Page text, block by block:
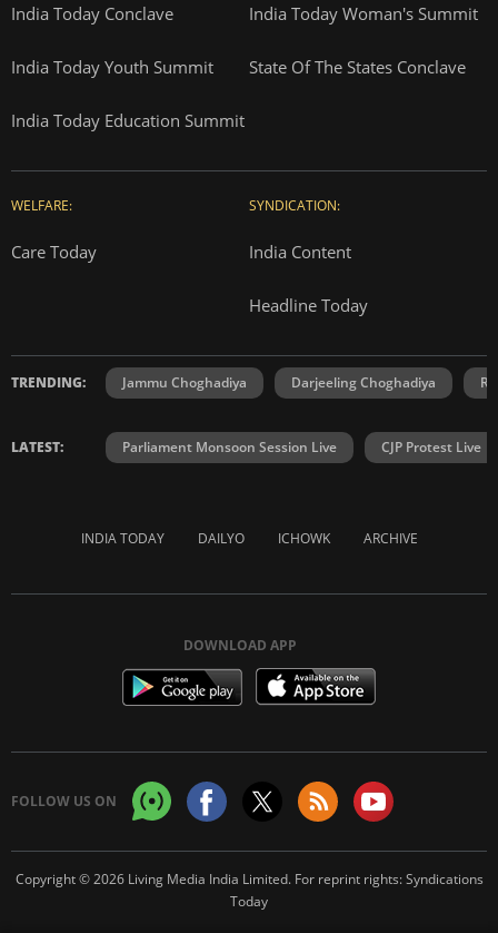
India Today Conclave India Today Woman's Summit
India Today Youth Summit State Of The States Conclave
India Today Education Summit
WELFARE:
Care Today
SYNDICATION:
India Content
Headline Today
TRENDING: Jammu Choghadiya Darjeeling Choghadiya
LATEST: Parliament Monsoon Session Live CJP Protest Live
INDIA TODAY DAILYO ICHOWK ARCHIVE
DOWNLOAD APP
FOLLOW US ON
Copyright © 2026 Living Media India Limited. For reprint rights:Syndications
Today